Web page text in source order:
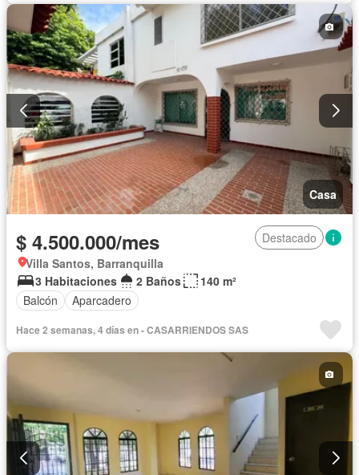
Casa
$ 4.500.000/mes
Destacado
Villa Santos, Barranquilla
3 Habitaciones
2 Baños
140 m²
Balcón
Aparcadero
Hace 2 semanas, 4 días en - CASARRIENDOS SAS